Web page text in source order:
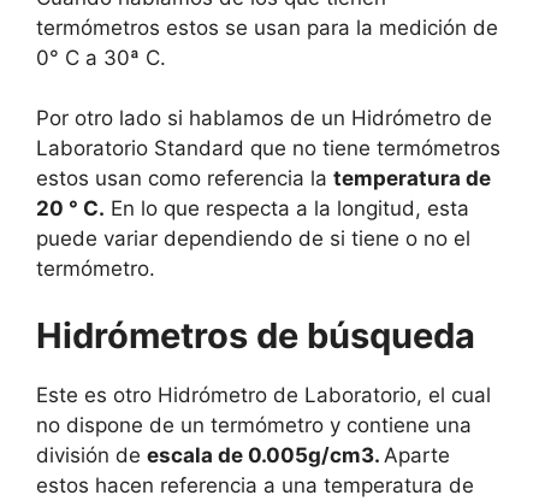
termómetros estos se usan para la medición de
0° C a 30ª C.
Por otro lado si hablamos de un Hidrómetro de
Laboratorio Standard que no tiene termómetros
estos usan como referencia la temperatura de
20 ° C. En lo que respecta a la longitud, esta
puede variar dependiendo de si tiene o no el
termómetro.
Hidrómetros de búsqueda
Este es otro Hidrómetro de Laboratorio, el cual
no dispone de un termómetro y contiene una
división de escala de 0.005g/cm3. Aparte
estos hacen referencia a una temperatura de